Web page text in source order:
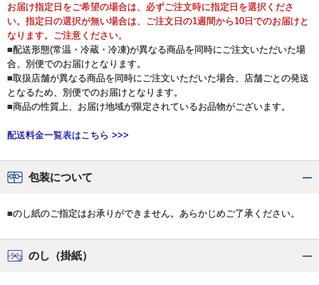
お届け指定日をご希望の場合は、必ずご注文時に指定日を選択くださ
い。指定日の選択が無い場合は、ご注文日の1週間から10日でのお届けと
なります。ご注意ください。
■配送形態(常温・冷蔵・冷凍)が異なる商品を同時にご注文いただいた場
合、別便でのお届けとなります。
■取扱店舗が異なる商品を同時にご注文いただいた場合、店舗ごとの発送
となるため、別便でのお届けとなります。
■商品の性質上、お届け地域が限定されているお品物がございます。
配送料金一覧表はこちら >>>
包装について
■のし紙のご指定はお承りができません。あらかじめご了承ください。
のし（掛紙）